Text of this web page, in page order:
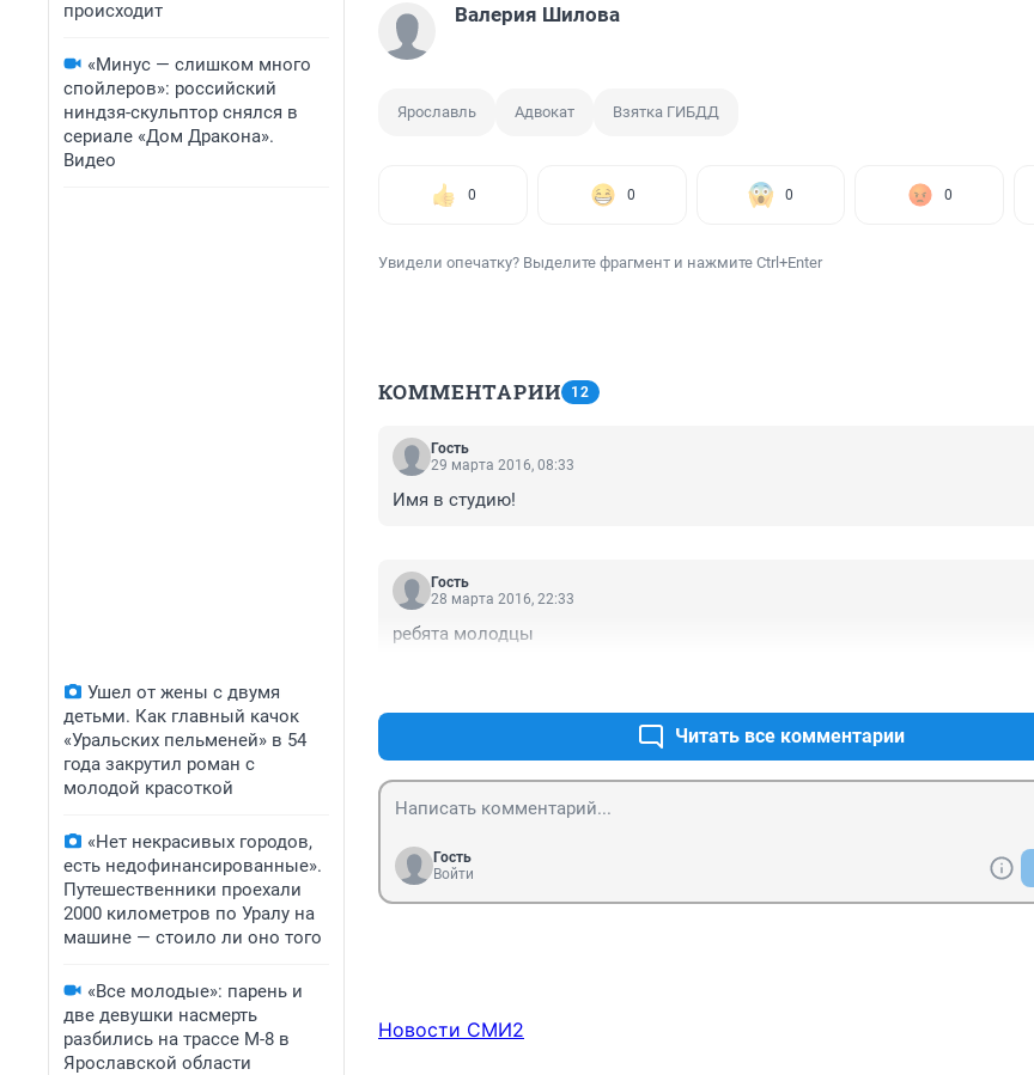
происходит
«Минус — слишком много
спойлеров»: российский
ниндзя-скульптор снялся в
сериале «Дом Дракона».
Видео
Ушел от жены с двумя
детьми. Как главный качок
«Уральских пельменей» в 54
года закрутил роман с
молодой красоткой
«Нет некрасивых городов,
есть недофинансированные».
Путешественники проехали
2000 километров по Уралу на
машине — стоило ли оно того
«Все молодые»: парень и
две девушки насмерть
разбились на трассе М-8 в
Ярославской области
Валерия Шилова
Ярославль Адвокат Взятка ГИБДД
0 0 0 0
Увидели опечатку? Выделите фрагмент и нажмите Ctrl+Enter
КОММЕНТАРИИ 12
Гость
29 марта 2016, 08:33
Имя в студию!
Гость
28 марта 2016, 22:33
ребята молодцы
Читать все комментарии
Гость
Войти
Новости СМИ2